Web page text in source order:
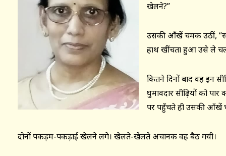
खेलने?”
उसकी आँखें चमक उठीं,
हाथ खींचता हुआ उसे ले
कितने दिनों बाद वह इन
घुमावदार सीढ़ियों को पार
पर पहुँचते ही उसकी आँखें
दोनों पकड़म-पकड़ाई खेलने लगे। खेलते-खेलते अचानक वह बैठ गयी।